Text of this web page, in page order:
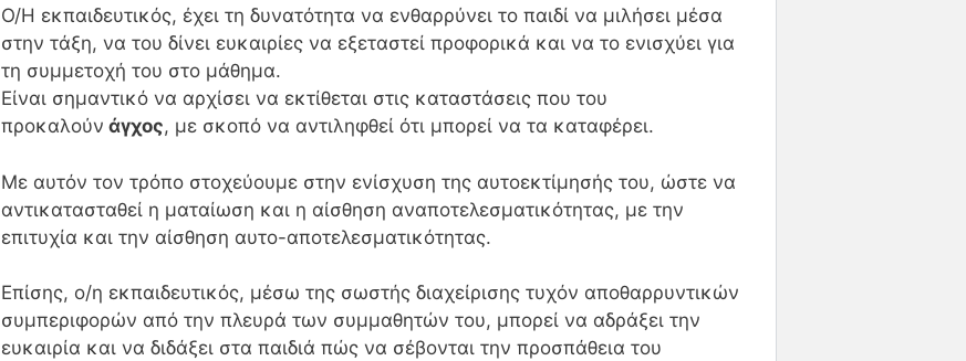
Ο/Η εκπαιδευτικός, έχει τη δυνατότητα να ενθαρρύνει το παιδί να μιλήσει μέσα
στην τάξη, να του δίνει ευκαιρίες να εξεταστεί προφορικά και να το ενισχύει για
τη συμμετοχή του στο μάθημα.
Είναι σημαντικό να αρχίσει να εκτίθεται στις καταστάσεις που του
προκαλούν άγχος, με σκοπό να αντιληφθεί ότι μπορεί να τα καταφέρει.
Με αυτόν τον τρόπο στοχεύουμε στην ενίσχυση της αυτοεκτίμησής του, ώστε να
αντικατασταθεί η ματαίωση και η αίσθηση αναποτελεσματικότητας, με την
επιτυχία και την αίσθηση αυτο-αποτελεσματικότητας.
Επίσης, ο/η εκπαιδευτικός, μέσω της σωστής διαχείρισης τυχόν αποθαρρυντικών
συμπεριφορών από την πλευρά των συμμαθητών του, μπορεί να αδράξει την
ευκαιρία και να διδάξει στα παιδιά πώς να σέβονται την προσπάθεια του